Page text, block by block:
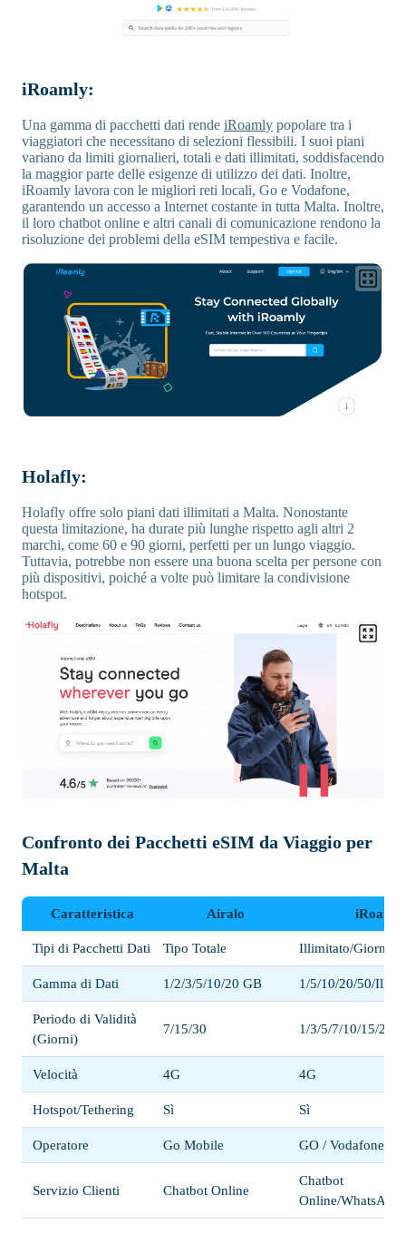
iRoamly:
Una gamma di pacchetti dati rende iRoamly popolare tra i
viaggiatori che necessitano di selezioni flessibili. I suoi piani
variano da limiti giornalieri, totali e dati illimitati, soddisfacendo
la maggior parte delle esigenze di utilizzo dei dati. Inoltre,
iRoamly lavora con le migliori reti locali, Go e Vodafone,
garantendo un accesso a Internet costante in tutta Malta. Inoltre,
il loro chatbot online e altri canali di comunicazione rendono la
risoluzione dei problemi della eSIM tempestiva e facile.
Holafly:
Holafly offre solo piani dati illimitati a Malta. Nonostante
questa limitazione, ha durate più lunghe rispetto agli altri 2
marchi, come 60 e 90 giorni, perfetti per un lungo viaggio.
Tuttavia, potrebbe non essere una buona scelta per persone con
più dispositivi, poiché a volte può limitare la condivisione
hotspot.
Confronto dei Pacchetti eSIM da Viaggio per
Malta
Caratteristica Airalo iRoamly
Tipi di Pacchetti Dati Tipo Totale Illimitato/
Gamma di Dati 1/2/3/5/10/20 GB 1/5/10/20/50/
Periodo di Validità
(Giorni)
7/15/30 1/3/5/7/10/15/20/
Velocità 4G 4G
Hotspot/Tethering Sì Sì
Operatore Go Mobile GO / Vodafone
Servizio Clienti Chatbot Online
Chatbot
Online/